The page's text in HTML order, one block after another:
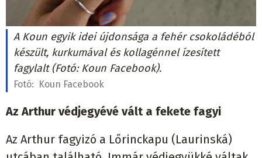
A Koun egyik idei újdonsága a fehér csokoládéból
készült, kurkumával és kollagénnel ízesített
fagylalt (Fotó: Koun Facebook).
Fotó: Koun Facebook
Az Arthur védjegyévé vált a fekete fagyi
Az Arthur fagyizó a Lőrinckapu (Laurinská)